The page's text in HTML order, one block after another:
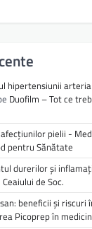
hipertensiunii
Duofilm – Tot ce
pielii -
pentru Sănătate
durerilor și
de Soc.
beneficii și riscuri
Picoprep în